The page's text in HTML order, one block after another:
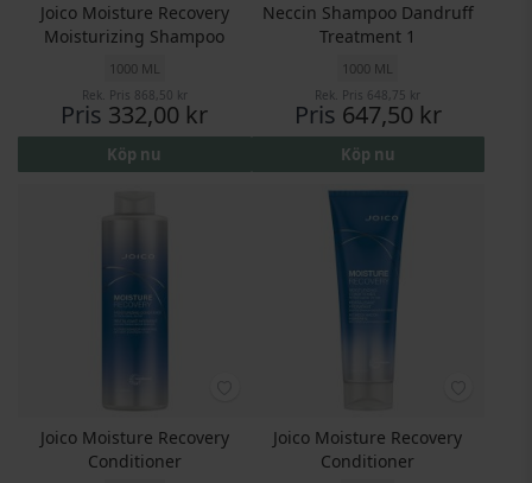
Joico Moisture Recovery
Moisturizing Shampoo
1000 ML
Rek. Pris 868,50 kr
Pris 332,00 kr
Köp nu
Neccin Shampoo Dandruff
Treatment 1
1000 ML
Rek. Pris 648,75 kr
Pris 647,50 kr
Köp nu
Joico Moisture Recovery
Conditioner
Joico Moisture Recovery
Conditioner